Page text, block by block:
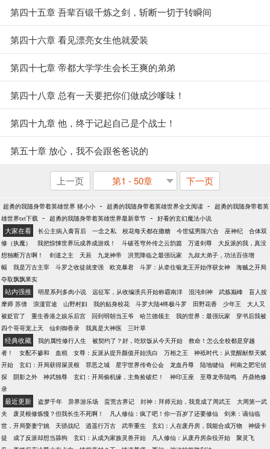
第四十五章 吾辈百锻千炼之剑，斩断一切于转瞬间
第四十六章 看见漂亮女生他就爱装
第四十七章 帝都大学学生会长王爽的弟弟
第四十八章 总有一天要把你们做成沙嗲味！
第四十九章 他，终于记起自己是个战士！
第五十章 放心，我不会跟爸爸说的
上一页 第1 - 50章 下一页
超勇的我随身带着英雄世界 猪小小 - 超勇的我随身带着英雄世界全文阅读 - 超勇的我随身带着英
雄世界txt下载 - 超勇的我随身带着英雄世界最新章节 - 好看的玄幻魔法小说
大家在看 长公主病入膏肓后 一念之私 校花每天都在撒糖 今世猛男陈六合 巫神纪
合体双
修（执魔）
我把惊悚世界玩成养成游戏！ 斗破苍穹外传之云韵篇 万道剑尊
大反派的我，真没
想独断万古啊！
剑道之主 天辰 九龙神帝 洪荒降临之最强玩家
九叔大弟子，功法百倍增
幅
我是万古主宰 斗罗之收徒就变强 欧克暴君 斗罗：从牵住银龙王开始俘获女神
海贼之开局
夺取飘飘果实
站内强推 明星系列多肉小说 远征军，从收编溃兵开始称霸南洋 混沌剑神 武炼巅峰
盲人按
摩师 苏倩
浪漫官途 山野村妇 我的贴身校花 斗罗大陆4终极斗罗 田野花香 少年王
大人又
被贬官了
重生香港之娱乐后宫 回到明朝当王爷 哈兰德领主 我的世界：最强玩家
穿书后我被
四个哥哥宠上天
仙剑御香录 我真是大神医 三叶草
经典收藏 我的属性修行人生 被契约了？好，吃软饭从今天开始
救命！怎么全校都是穿越
者！
女配不掺和 血税 女尊：反派从提升颜值开始洗白 万相之王
神袛时代：从觉醒献祭天赋
开始
玄幻：开局获得屎灵根 罪恶之城 星宇世界传奇公会 龙血丹尊 陆地键仙
柯南之肥宅侦
探
阴影之外 神武独尊 玄幻：开局偷机缘，主角捡破烂！ 神印王座 至尊龙帝陆鸣
丹鼎艳修
录
最近更新 盗梦千年 异界游乐场 蛮荒古界记 封神：拜师元始，我竟成了周武王
大周第一武
夫
废灵根修炼慢？但我长生不死啊！ 凡人修仙：疯了吧！你一百岁了还要修仙
剑来：谪仙临
世，开局娶妻宁姚
天骄战纪 逍遥行万古 武帝重生 玄幻：人在废丹房，我能合成万物
神级卡
徒
成了反派却想当舔狗 玄幻：从成为家族灵兽开始 凡人修仙：从废丹房杂役开始
聚灵飞